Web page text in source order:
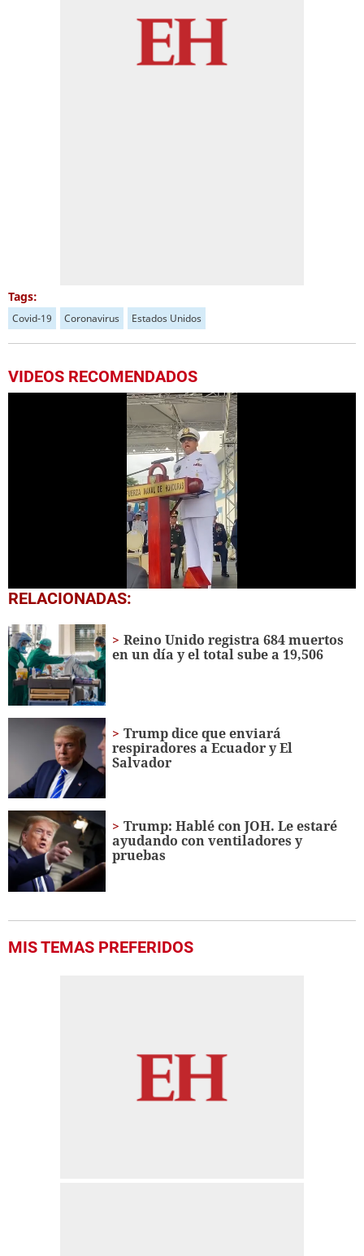
Tags:
Covid-19 Coronavirus Estados Unidos
VIDEOS RECOMENDADOS
0
seconds
22
seconds
RELACIONADAS:
Reino Unido registra 684 muertos
en un día y el total sube a 19,506
Trump dice que enviará
respiradores a Ecuador y El
Salvador
Trump: Hablé con JOH. Le estaré
ayudando con ventiladores y
pruebas
MIS TEMAS PREFERIDOS